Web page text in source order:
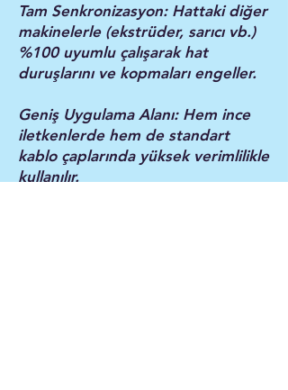
Tam Senkronizasyon: Hattaki diğer
makinelerle (ekstrüder, sarıcı vb.)
%100 uyumlu çalışarak hat
duruşlarını ve kopmaları engeller.
Geniş Uygulama Alanı: Hem ince
iletkenlerde hem de standart
kablo çaplarında yüksek verimlilikle
kullanılır.